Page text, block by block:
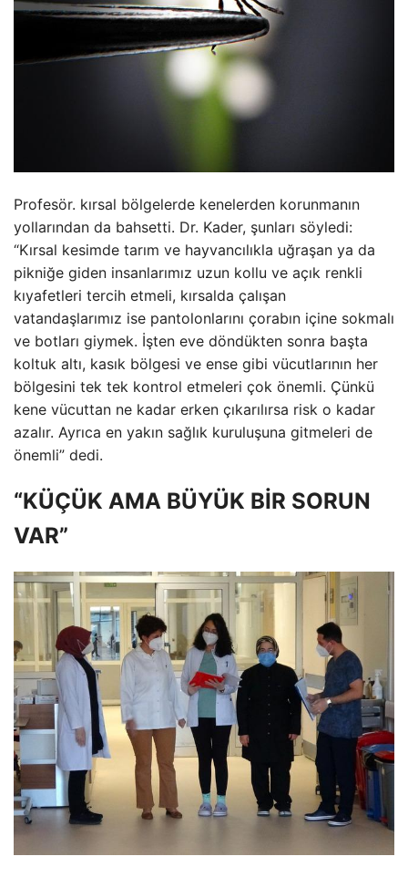
Profesör. kırsal bölgelerde kenelerden korunmanın
yollarından da bahsetti. Dr. Kader, şunları söyledi:
“Kırsal kesimde tarım ve hayvancılıkla uğraşan ya da
pikniğe giden insanlarımız uzun kollu ve açık renkli
kıyafetleri tercih etmeli, kırsalda çalışan
vatandaşlarımız ise pantolonlarını çorabın içine sokmalı
ve botları giymek. İşten eve döndükten sonra başta
koltuk altı, kasık bölgesi ve ense gibi vücutlarının her
bölgesini tek tek kontrol etmeleri çok önemli. Çünkü
kene vücuttan ne kadar erken çıkarılırsa risk o kadar
azalır. Ayrıca en yakın sağlık kuruluşuna gitmeleri de
önemli” dedi.
“KÜÇÜK AMA BÜYÜK BİR SORUN
VAR”